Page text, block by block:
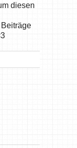
diesen